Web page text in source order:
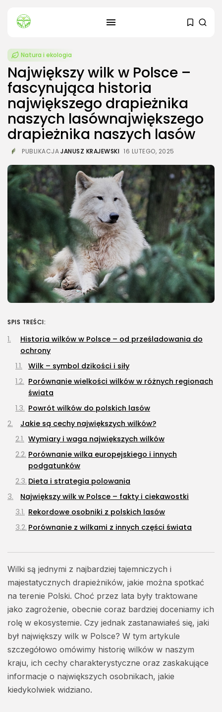
SZUKAJ
OSTATNIE ARTYKUŁY
Dom i Ogród
Kiedy sadzić sadzonki ogórków?
3 SIERPNIA, 2026
Budownictwo i Nieruchomości
Dach zielony – jakie są jego...
24 LIPCA, 2026
Energetyka
Pompa ciepła – jak działa, ile...
Natura i ekologia
23 LIPCA, 2026
NAJPOPULARNIEJSZE KATEGORIE
Rolnictwo
176Artykuły
Dom i Ogród
145Artykuły
Natura i ekologia
127Artykuły
Ciekawostki
73Artykuły
Turystyka
26Artykuły
Natura i ekologia
Największy wilk w Polsce –
fascynująca historia
największego drapieżnika
naszych lasównajwiększego
drapieżnika naszych lasów
PUBLIKACJAJANUSZ KRAJEWSKI 16 LUTEGO, 2025
Wilki są jednymi z najbardziej tajemniczych i
majestatycznych drapieżników, jakie można spotkać
na terenie Polski. Choć przez lata były traktowane
jako zagrożenie, obecnie coraz bardziej doceniamy ich
rolę w ekosystemie. Czy jednak zastanawiałeś się, jaki
był największy wilk w Polsce? W tym artykule
szczegółowo omówimy historię wilków w naszym
kraju, ich cechy charakterystyczne oraz zaskakujące
informacje o największych osobnikach, jakie
kiedykolwiek widziano.
SPIS TREŚCI:
Historia wilków w Polsce – od prześladowania do
ochrony
Wilk – symbol dzikości i siły
Porównanie wielkości wilków w różnych regionach
świata
Powrót wilków do polskich lasów
Jakie są cechy największych wilków?
Wymiary i waga największych wilków
Porównanie wilka europejskiego i innych
podgatunków
Dieta i strategia polowania
Największy wilk w Polsce – fakty i ciekawostki
Rekordowe osobniki z polskich lasów
Porównanie z wilkami z innych części świata
Naturalne zagrożenia dla wilków
Działania ochronne i edukacja
Ciekawostki o wilkach w Polsce